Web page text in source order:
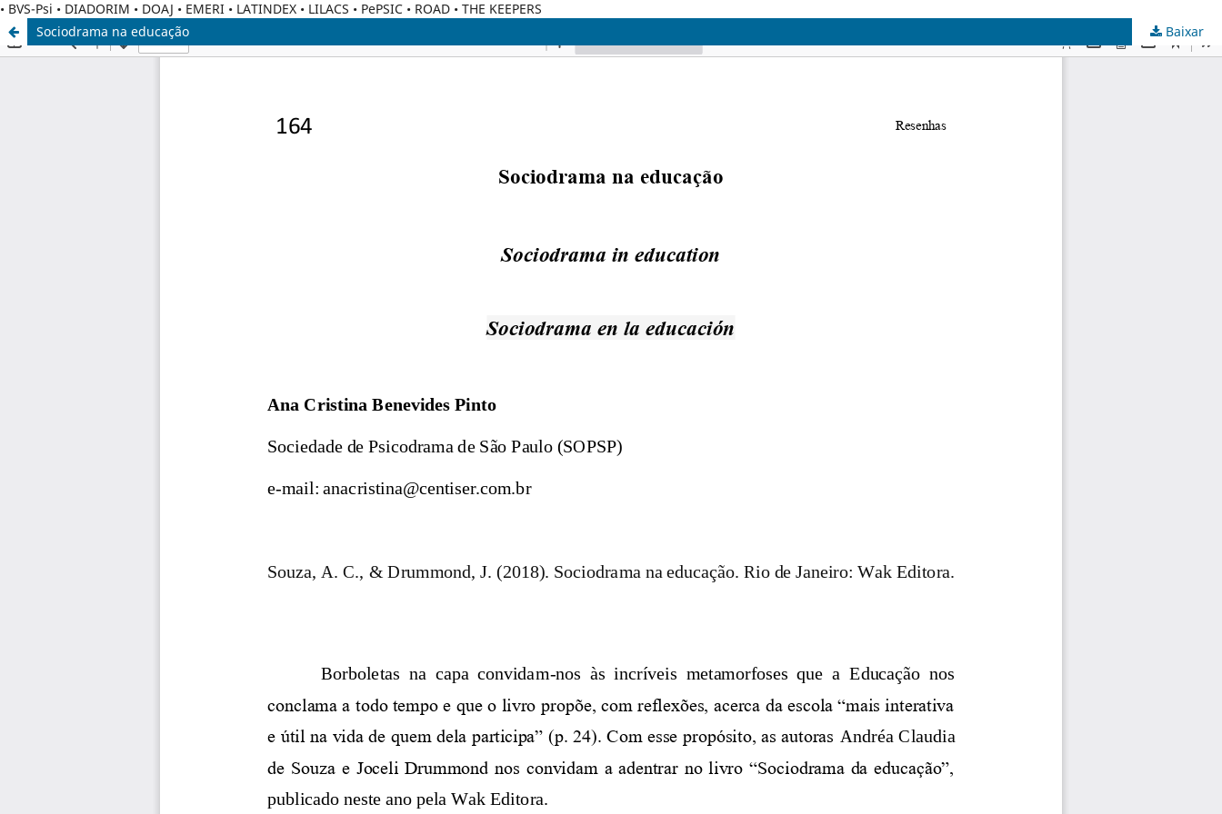
• BVS-Psi • DIADORIM • DOAJ • EMERI • LATINDEX • LILACS • PePSIC • ROAD • THE KEEPERS
Sociodrama na educação
Baixar